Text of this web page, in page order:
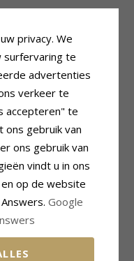
Facetgeslepen
Blauwe
Topaas
14,3 mm
Excl. Bijl:
5,7 mm
5,7 mm
4,0 mm
OOK
privacy. We
surfervaring te
advertenties
verkeer te
accepteren" te
ons gebruik van
ons gebruik van
vindt u in ons
en op de website
Google